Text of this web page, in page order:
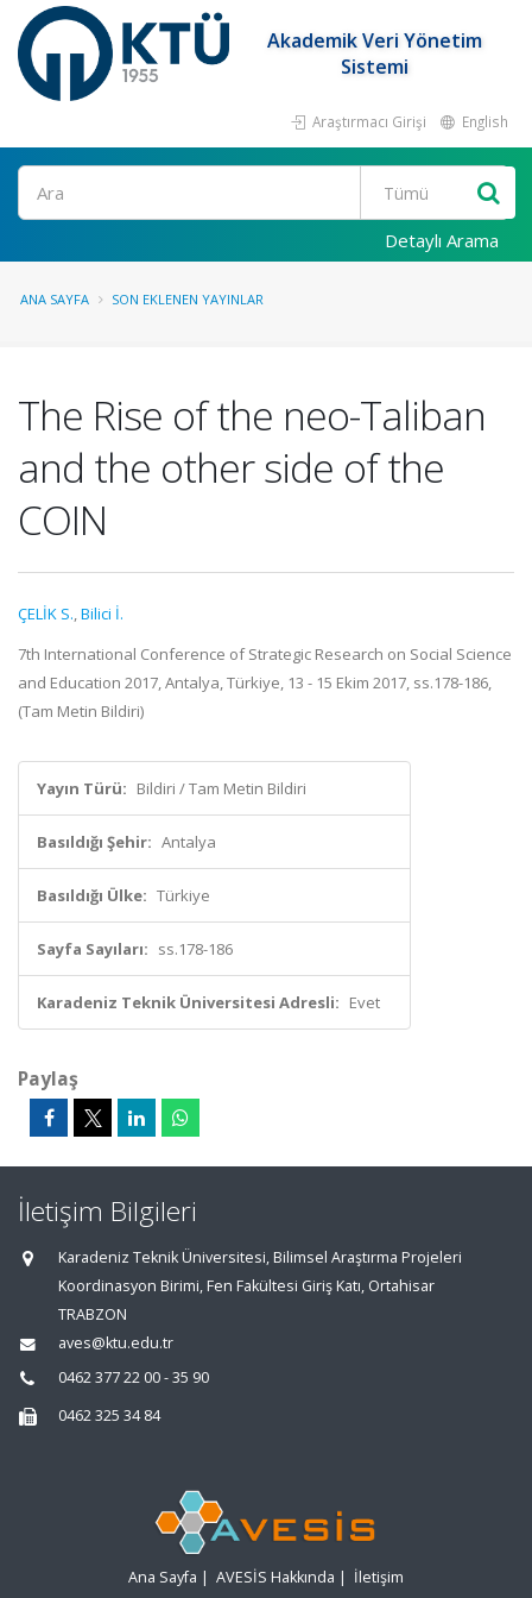
Akademik Veri Yönetim
Sistemi
Araştırmacı Girişi English
Ara
Detaylı Arama
ANA SAYFA SON EKLENEN YAYINLAR
The Rise of the neo-Taliban
and the other side of the
COIN
ÇELİK S.,Bilici İ.
7th International Conference of Strategic Research on Social Science
and Education 2017, Antalya, Türkiye, 13 - 15 Ekim 2017, ss.178-186,
(Tam Metin Bildiri)
Yayın Türü: Bildiri / Tam Metin Bildiri
Basıldığı Şehir: Antalya
Basıldığı Ülke: Türkiye
Sayfa Sayıları: ss.178-186
Karadeniz Teknik Üniversitesi Adresli: Evet
Paylaş
İletişim Bilgileri
Karadeniz Teknik Üniversitesi, Bilimsel Araştırma Projeleri
Koordinasyon Birimi, Fen Fakültesi Giriş Katı, Ortahisar
TRABZON
aves@ktu.edu.tr
0462 377 22 00 - 35 90
0462 325 34 84
Ana Sayfa | AVESİS Hakkında | İletişim